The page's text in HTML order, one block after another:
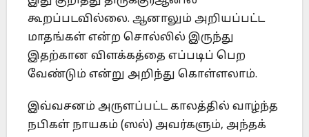
கூறப்படவில்லை. ஆனாலும் அறியப்பட்ட
மாதங்கள் என்ற சொல்லில் இருந்து
இதற்கான விளக்கத்தை எப்படிப் பெற
வேண்டும் என்று அறிந்து கொள்ளலாம்.
இவ்வசனம் அருளப்பட்ட காலத்தில் வாழ்ந்த
நபிகள் நாயகம் (ஸல்) அவர்களும், அந்தக்